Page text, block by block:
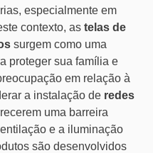
especialmente em
contexto, as telas de
surgem como uma
proteger sua família e
em relação à
a instalação de redes
uma barreira
e a iluminação
são desenvolvidos